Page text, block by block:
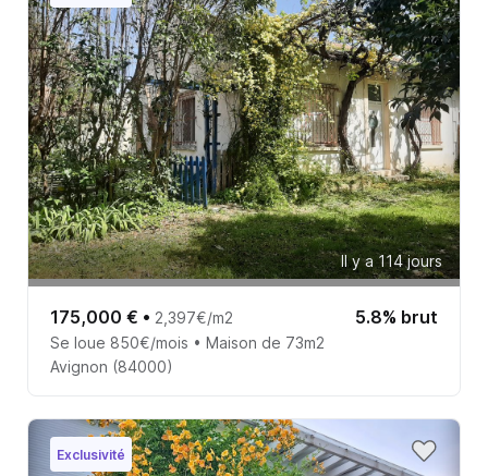
Il y a 114 jours
175,000 € • 2,397€/m2 5.8% brut
Se loue 850€/mois • Maison de 73m2
Avignon (84000)
Exclusivité